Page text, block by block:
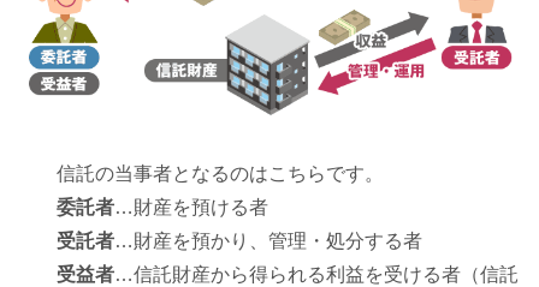
信託の当事者となるのはこちらです。
委託者…財産を預ける者
受託者…財産を預かり、管理・処分する者
受益者…信託財産から得られる利益を受ける者（信託